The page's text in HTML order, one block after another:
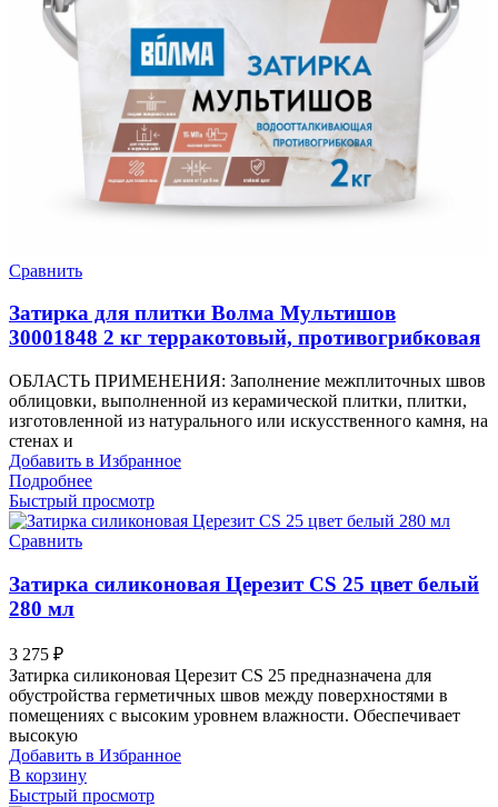
Сравнить
Затирка для плитки Волма Мультишов
30001848 2 кг терракотовый, противогрибковая
ОБЛАСТЬ ПРИМЕНЕНИЯ: Заполнение межплиточных швов
облицовки, выполненной из керамической плитки, плитки,
изготовленной из натурального или искусственного камня, на
стенах и
Добавить в Избранное
Подробнее
Быстрый просмотр
Сравнить
Затирка силиконовая Церезит CS 25 цвет белый
280 мл
3 275 ₽
Затирка силиконовая Церезит CS 25 предназначена для
обустройства герметичных швов между поверхностями в
помещениях с высоким уровнем влажности. Обеспечивает
высокую
Добавить в Избранное
В корзину
Быстрый просмотр